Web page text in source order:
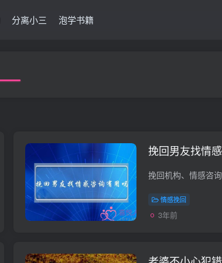
分离小三 泡学书籍
挽回男友找情
情感挽回
3年前